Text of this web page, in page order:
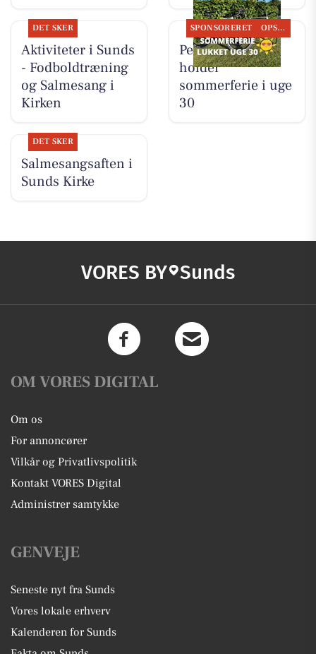
DET SKER
Aktiviteter i Sunds
- Fodboldtræning
og Salmesang i
Kirken
SPONSORERET OPSLAGSTAVLEN
Per P. Cykler
holder
sommerferie i uge
30
DET SKER
Salmesangsaften i
Sunds Kirke
VORES BY Sunds
OM VORES DIGITAL
Om os
For annoncører
Vilkår og Privatlivspolitik
Kontakt VORES Digital
Administrer samtykke
GENVEJE
Seneste nyt fra Sunds
Vores lokale erhverv
Kalenderen for Sunds